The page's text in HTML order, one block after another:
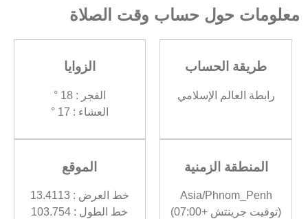
معلومات حول حساب وقت الصلاة
طريقة الحساب
رابطة العالم الإسلامي
الزوايا
الفجر : 18 °
العشاء : 17 °
المنطقة الزمنية
Asia/Phnom_Penh
(توقيت جرينتش +07:00)
الموقع
خط العرض : 13.4113
خط الطول : 103.754